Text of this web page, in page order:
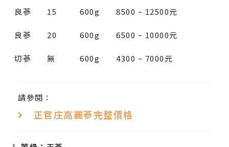
良蔘 15 600g 8500 ~ 12500元
良蔘 20 600g 6500 ~ 10000元
切蔘 無 600g 4300 ~ 7000元
請參閱：
正官庄高麗蔘完整價格